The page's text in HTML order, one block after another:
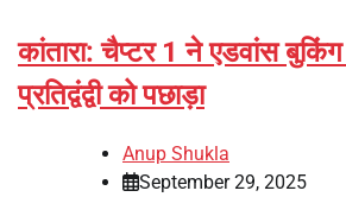
कांतारा: चैप्टर 1 ने एडवांस
प्रतिद्वंद्वी को पछाड़ा
Anup Shukla
September 29, 2025